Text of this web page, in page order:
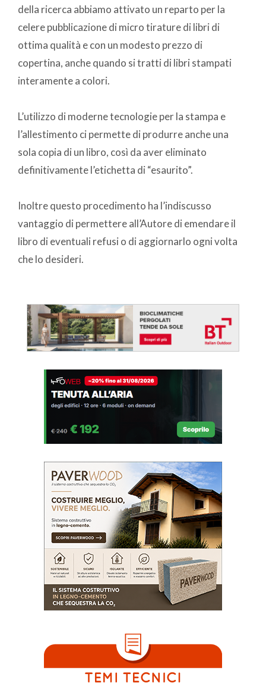
della ricerca abbiamo attivato un reparto per la
celere pubblicazione di micro tirature di libri di
ottima qualità e con un modesto prezzo di
copertina, anche quando si tratti di libri stampati
interamente a colori.
L’utilizzo di moderne tecnologie per la stampa e
l’allestimento ci permette di produrre anche una
sola copia di un libro, così da aver eliminato
definitivamente l’etichetta di “esaurito”.
Inoltre questo procedimento ha l’indiscusso
vantaggio di permettere all’Autore di emendare il
libro di eventuali refusi o di aggiornarlo ogni volta
che lo desideri.